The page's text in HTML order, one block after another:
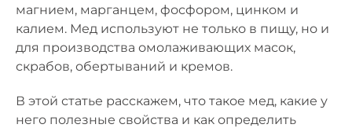
магнием, марганцем, фосфором, цинком и
калием. Мед используют не только в пищу, но и
для производства омолаживающих масок,
скрабов, обертываний и кремов.
В этой статье расскажем, что такое мед, какие у
него полезные свойства и как определить